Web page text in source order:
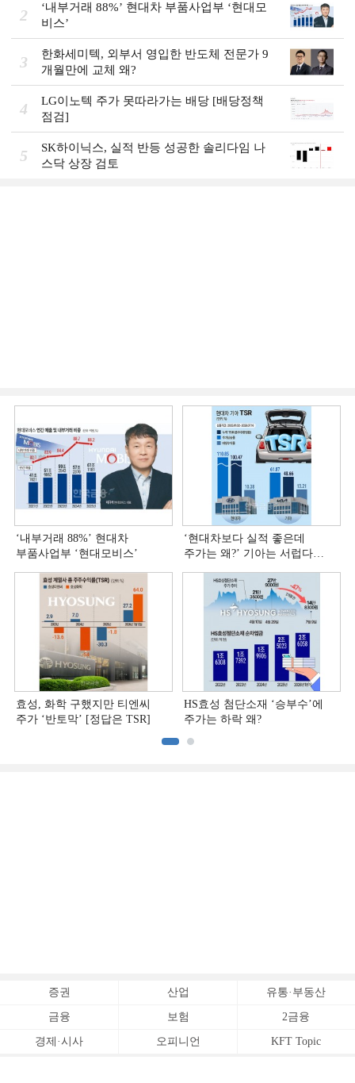
2
‘내부거래 88%ʼ 현대차 부품사업부 ‘현대모
비스ʼ
3
한화세미텍, 외부서 영입한 반도체 전문가 9
개월만에 교체 왜?
4
LG이노텍 주가 못따라가는 배당 [배당정책
점검]
5
SK하이닉스, 실적 반등 성공한 솔리다임 나
스닥 상장 검토
‘내부거래 88%ʼ 현대차
부품사업부 ‘현대모비스ʼ
‘현대차보다 실적 좋은데
주가는 왜?ʼ 기아는 서럽다
효성, 화학 구했지만 티엔씨
주가 ‘반토막’ [정답은 TSR]
HS효성 첨단소재 ‘승부수’에
주가는 하락 왜?
증권 산업 유통·부동산
금융 보험 2금융
경제·시사 오피니언 KFT Topic